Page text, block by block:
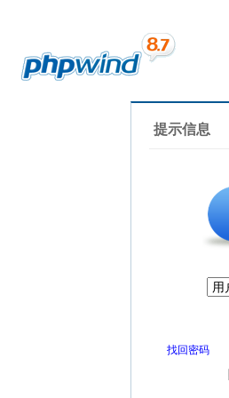
提示信息
找回密码